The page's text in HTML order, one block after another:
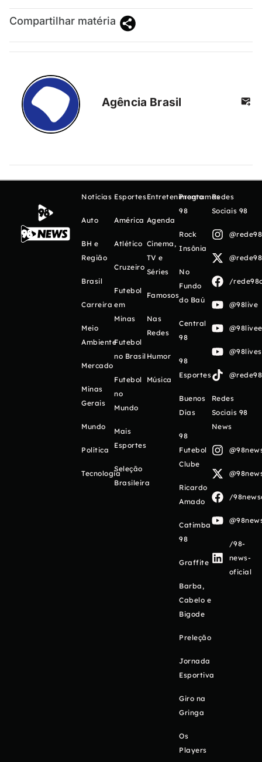
Compartilhar matéria
Agência Brasil
Notícias
Auto
BH e
Região
Brasil
Carreira
Meio
Ambiente
Mercado
Minas
Gerais
Mundo
Política
Tecnologia
Esportes
América
Atlético
Cruzeiro
Futebol
em
Minas
Futebol
no Brasil
Futebol
no
Mundo
Mais
Esportes
Seleção
Brasileira
Entretenimento
Agenda
Cinema,
TV e
Séries
Famosos
Nas
Redes
Humor
Música
Programas
98
Rock
Insônia
No
Fundo
do Baú
Central
98
98
Esportes
Buenos
Días
98
Futebol
Clube
Ricardo
Amado
Catimba
98
Graffite
Barba,
Cabelo e
Bigode
Preleção
Jornada
Esportiva
Giro na
Gringa
Os
Players
Redes
Sociais 98
/
@98live
Redes
Sociais 98
News
/
/98-
news-
oficial